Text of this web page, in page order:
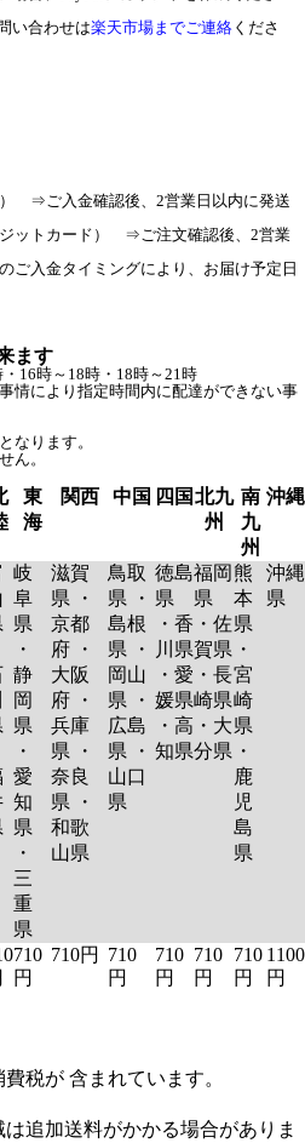
い合わせは楽天市場までご連絡 くださ
⇒ご入金確認後、2営業日以内に発送
ットカード） ⇒ご注文確認後、2営業
ご入金タイミングにより、お届け予定日
ます
16時～18時・18時～21時
情により指定時間内に配達ができない事
なります。
ん。
東
海
関西 中国 四国北九
州
南
九
州
沖縄
岐
阜
県
・
静
岡
県
・
愛
知
県
・
三
重
県
滋賀
県 ・
京都
府 ・
大阪
府 ・
兵庫
県 ・
奈良
県 ・
和歌
山県
鳥取
県 ・
島根
県 ・
岡山
県 ・
広島
県 ・
山口
県
徳島
県
・香
川県
・愛
媛県
・高
知県
福岡
県
・佐
賀県
・長
崎県
・大
分県
熊
本
県
・
宮
崎
県
・
鹿
児
島
県
沖縄
県
710
円
710円
710
円
710
円
710
円
710
円
1100
円
税が 含まれています。
追加送料がかかる場合がありま